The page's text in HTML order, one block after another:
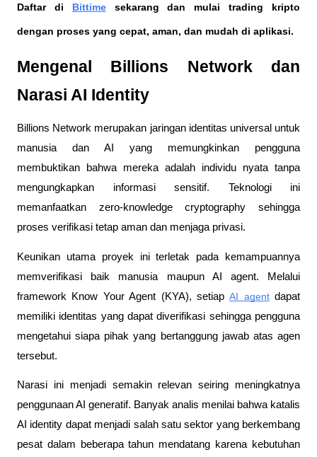
Daftar di Bittime sekarang dan mulai trading kripto
dengan proses yang cepat, aman, dan mudah di aplikasi.
Mengenal Billions Network dan
Narasi AI Identity
Billions Network merupakan jaringan identitas universal untuk
manusia dan AI yang memungkinkan pengguna
membuktikan bahwa mereka adalah individu nyata tanpa
mengungkapkan informasi sensitif. Teknologi ini
memanfaatkan zero-knowledge cryptography sehingga
proses verifikasi tetap aman dan menjaga privasi.
Keunikan utama proyek ini terletak pada kemampuannya
memverifikasi baik manusia maupun AI agent. Melalui
framework Know Your Agent (KYA), setiap AI agent dapat
memiliki identitas yang dapat diverifikasi sehingga pengguna
mengetahui siapa pihak yang bertanggung jawab atas agen
tersebut.
Narasi ini menjadi semakin relevan seiring meningkatnya
penggunaan AI generatif. Banyak analis menilai bahwa katalis
AI identity dapat menjadi salah satu sektor yang berkembang
pesat dalam beberapa tahun mendatang karena kebutuhan